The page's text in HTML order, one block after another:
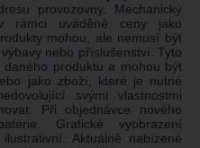
provozovny. Mechanický
rámci uváděné ceny jako
mohou, ale nemusí být
nebo příslušenství. Tyto
produktu a mohou být
jako zboží, které je nutné
svými vlastnostmi
Při objednávce nového
Grafické vyobrazení
Aktuálně nabízené